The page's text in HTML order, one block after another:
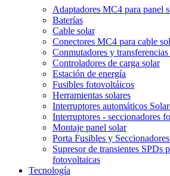
Adaptadores MC4 para panel
Baterías
Cable solar
Conectores MC4 para cable
Conmutadores y
Controladores de carga solar
Estación de energía
Fusibles fotovoltáicos
Herramientas solares
Interruptores automáticos
Interruptores - seccionadores
Montaje panel solar
Porta Fusibles y
Supresor de transientes SPDs
fotovoltaicas
Tecnología